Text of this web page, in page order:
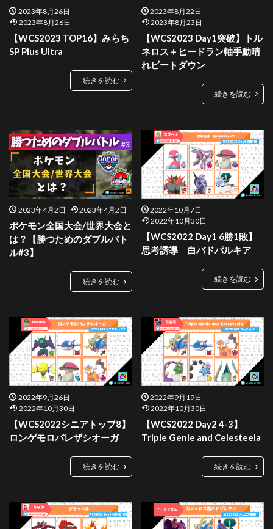
2023年8月26日
2023年8月26日
【WCS2023 TOP16】みらち
SP Plus Ultra
続きを読む
2023年8月22日
2023年8月23日
【WCS2023 Day1突破】トル
ネロス＋ヒードラン軸手動晴
れビートダウン
続きを読む
2023年4月2日 2023年4月2日
ポケモン全国大会/世界大会と
は？【勝つためのダブルバト
ル#3】
続きを読む
2022年10月7日
2022年10月30日
【WCS2022 Day1 6勝1敗】
思考誘導 白バドパルキア
続きを読む
2022年9月26日
2022年10月30日
【WCS2022シニアトップ8】
ロンゲモロバレザシオーガ
続きを読む
2022年9月19日
2022年10月30日
【WCS2022 Day2 4-3】
Triple Genie and Celesteela
続きを読む